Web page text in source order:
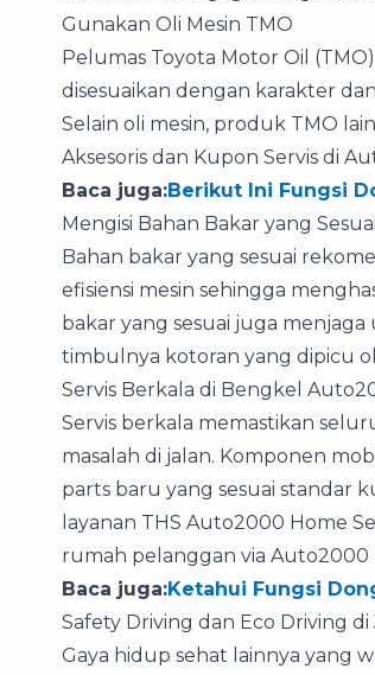
Gunakan Oli Mesin TMO
Pelumas Toyota Motor Oil
disesuaikan dengan karakter
Selain oli mesin, produk TMO
Aksesoris dan Kupon Servis di
Baca juga:Berikut Ini Fungsi
Mengisi Bahan Bakar yang Sesuai
Bahan bakar yang sesuai
efisiensi mesin sehingga
bakar yang sesuai juga
timbulnya kotoran yang dipicu
Servis Berkala di Bengkel
Servis berkala memastikan
masalah di jalan. Komponen
parts baru yang sesuai standar
layanan THS Auto2000 Home
rumah pelanggan via Auto2000
Baca juga:Ketahui Fungsi
Safety Driving dan Eco Driving di
Gaya hidup sehat lainnya yang